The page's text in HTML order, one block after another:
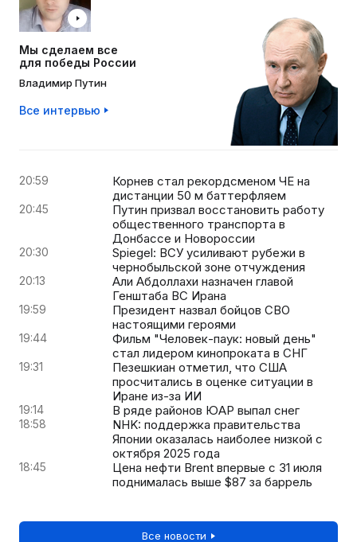
Мы сделаем все
для победы России
Владимир Путин
Все интервью
20:59
Корнев стал рекордсменом ЧЕ на
дистанции 50 м баттерфляем
20:45
Путин призвал восстановить работу
общественного транспорта в
Донбассе и Новороссии
20:30
Spiegel: ВСУ усиливают рубежи в
чернобыльской зоне отчуждения
20:13
Али Абдоллахи назначен главой
Генштаба ВС Ирана
19:59
Президент назвал бойцов СВО
настоящими героями
19:44
Фильм "Человек-паук: новый день"
стал лидером кинопроката в СНГ
19:31
Пезешкиан отметил, что США
просчитались в оценке ситуации в
Иране из-за ИИ
19:14 В ряде районов ЮАР выпал снег
18:58
NHK: поддержка правительства
Японии оказалась наиболее низкой с
октября 2025 года
18:45
Цена нефти Brent впервые с 31 июля
поднималась выше $87 за баррель
Все новости